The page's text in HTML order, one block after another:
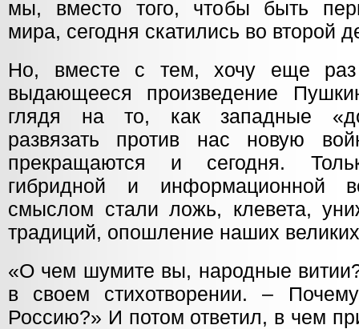
мы, вместо того, чтобы быть
мира, сегодня скатились во второй
Но, вместе с тем, хочу еще раз
выдающееся произведение
глядя на то, как западные
развязать против нас новую
прекращаются и сегодня.
гибридной и информационной
смыслом стали ложь, клевета,
традиций, опошление наших
«О чем шумите вы, народные
в своем стихотворении. –
Россию?» И потом ответил, в чем